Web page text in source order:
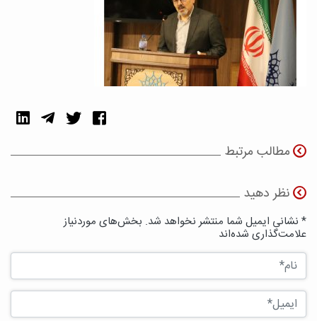
مطالب مرتبط
نظر دهید
* نشانی ایمیل شما منتشر نخواهد شد. بخش‌های موردنیاز
علامت‌گذاری شده‌اند